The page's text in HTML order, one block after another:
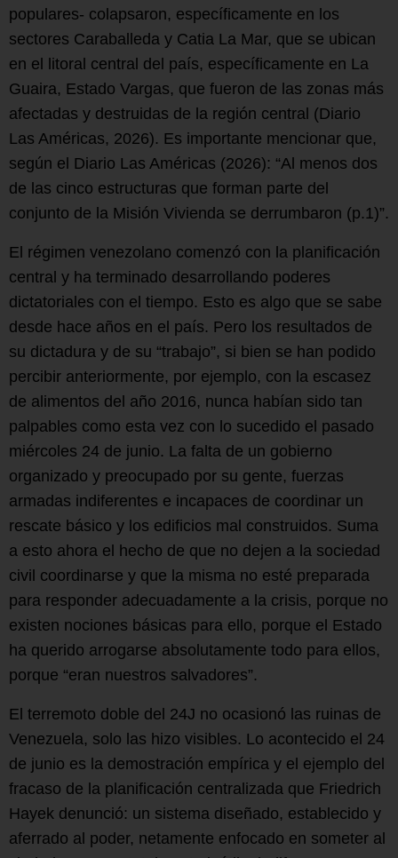
populares- colapsaron, específicamente en los
sectores Caraballeda y Catia La Mar, que se ubican
en el litoral central del país, específicamente en La
Guaira, Estado Vargas, que fueron de las zonas más
afectadas y destruidas de la región central (Diario
Las Américas, 2026). Es importante mencionar que,
según el Diario Las Américas (2026): “Al menos dos
de las cinco estructuras que forman parte del
conjunto de la Misión Vivienda se derrumbaron (p.1)”.
El régimen venezolano comenzó con la planificación
central y ha terminado desarrollando poderes
dictatoriales con el tiempo. Esto es algo que se sabe
desde hace años en el país. Pero los resultados de
su dictadura y de su “trabajo”, si bien se han podido
percibir anteriormente, por ejemplo, con la escasez
de alimentos del año 2016, nunca habían sido tan
palpables como esta vez con lo sucedido el pasado
miércoles 24 de junio. La falta de un gobierno
organizado y preocupado por su gente, fuerzas
armadas indiferentes e incapaces de coordinar un
rescate básico y los edificios mal construidos. Suma
a esto ahora el hecho de que no dejen a la sociedad
civil coordinarse y que la misma no esté preparada
para responder adecuadamente a la crisis, porque no
existen nociones básicas para ello, porque el Estado
ha querido arrogarse absolutamente todo para ellos,
porque “eran nuestros salvadores”.
El terremoto doble del 24J no ocasionó las ruinas de
Venezuela, solo las hizo visibles. Lo acontecido el 24
de junio es la demostración empírica y el ejemplo del
fracaso de la planificación centralizada que Friedrich
Hayek denunció: un sistema diseñado, establecido y
aferrado al poder, netamente enfocado en someter al